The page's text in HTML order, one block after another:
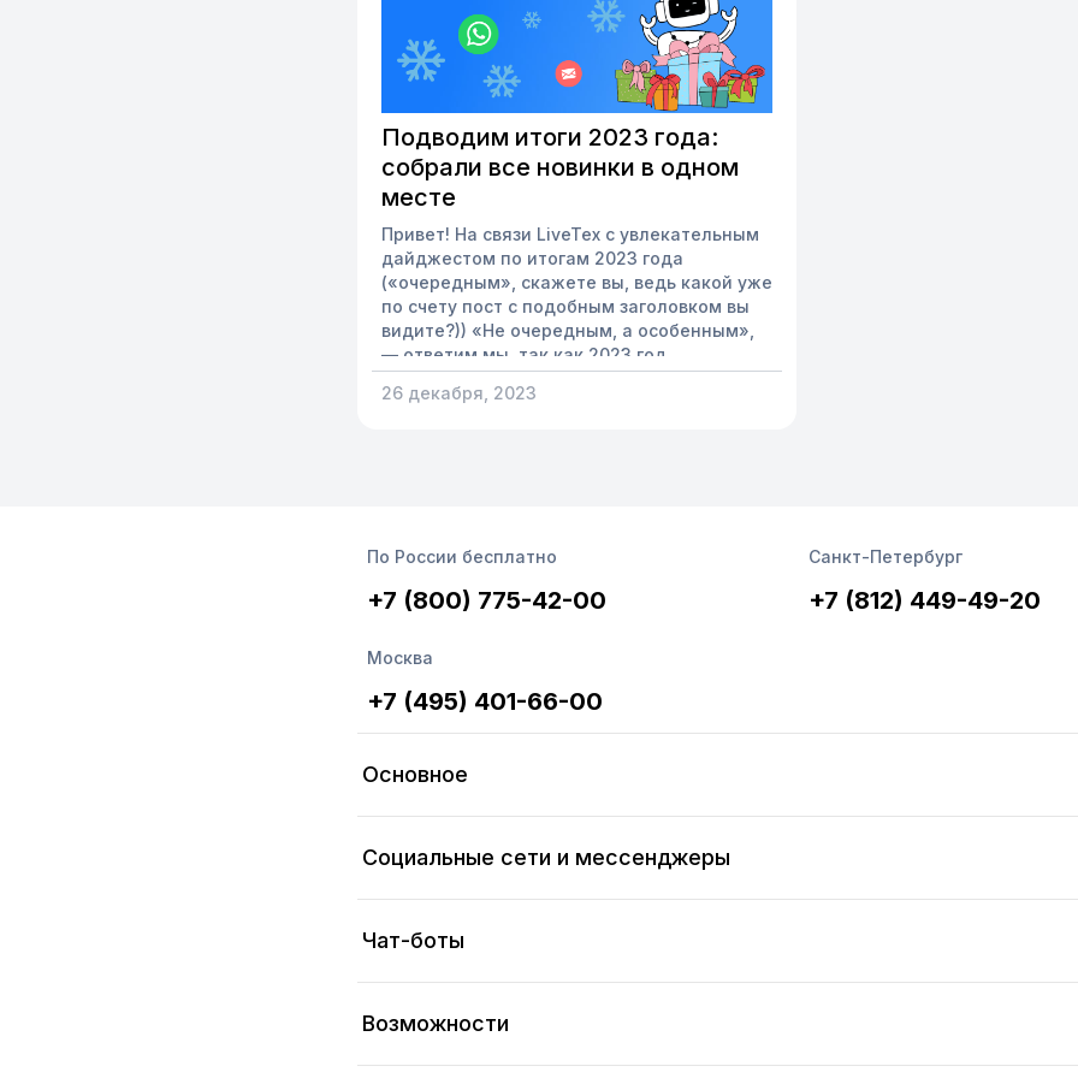
Подводим итоги 2023 года:
собрали все новинки в одном
месте
Привет! На связи LiveTex с увлекательным
дайджестом по итогам 2023 года
(«очередным», скажете вы, ведь какой уже
по счету пост с подобным заголовком вы
видите?)) «Не очередным, а особенным»,
— ответим мы, так как 2023 год
действительно стал богат на новинки.
Поэтому мы решили не обходить стороной
то пропустили. Итак, ниже — о са...
26 декабря, 2023
По России бесплатно
+7 (800) 775-42-00
Санкт-Петербург
+7 (812) 449-49-20
Москва
+7 (495) 401-66-00
Основное
Социальные сети и мессенджеры
Чат-боты
Возможности